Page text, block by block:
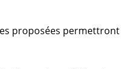
proposées permettront